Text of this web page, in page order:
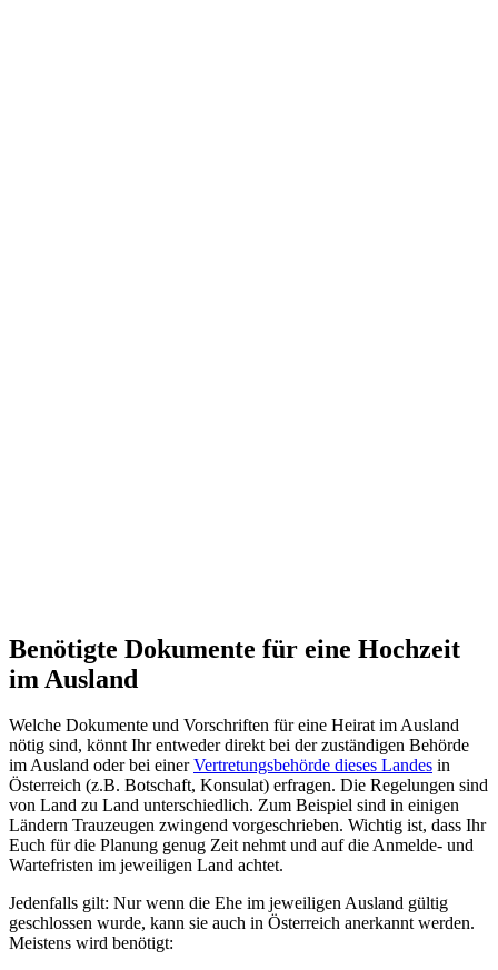
Benötigte Dokumente für eine Hochzeit
im Ausland
Welche Dokumente und Vorschriften für eine Heirat im Ausland
nötig sind, könnt Ihr entweder direkt bei der zuständigen Behörde
im Ausland oder bei einerVertretungsbehörde dieses Landes in
Österreich (z.B. Botschaft, Konsulat) erfragen. Die Regelungen sind
von Land zu Land unterschiedlich. Zum Beispiel sind in einigen
Ländern Trauzeugen zwingend vorgeschrieben. Wichtig ist, dass Ihr
Euch für die Planung genug Zeit nehmt und auf die Anmelde- und
Wartefristen im jeweiligen Land achtet.
Jedenfalls gilt: Nur wenn die Ehe im jeweiligen Ausland gültig
geschlossen wurde, kann sie auch in Österreich anerkannt werden.
Meistens wird benötigt: